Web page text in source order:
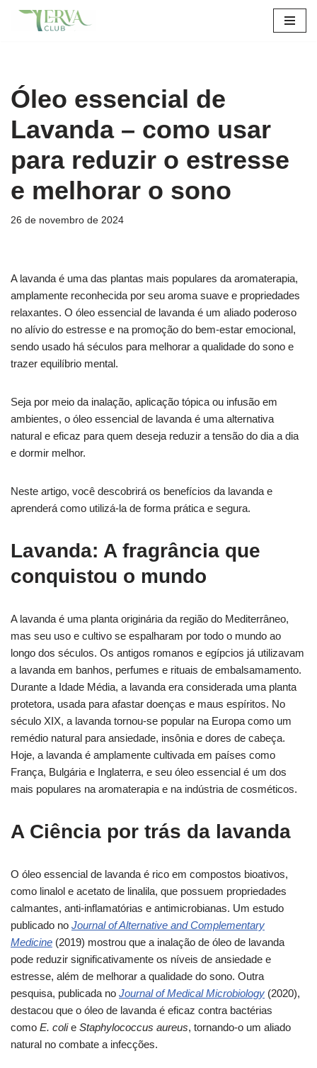
conteúdo
Óleo essencial de
Lavanda – como usar
para reduzir o estresse
e melhorar o sono
26 de novembro de 2024
A lavanda é uma das plantas mais populares da aromaterapia,
amplamente reconhecida por seu aroma suave e propriedades
relaxantes. O óleo essencial de lavanda é um aliado poderoso
no alívio do estresse e na promoção do bem-estar emocional,
sendo usado há séculos para melhorar a qualidade do sono e
trazer equilíbrio mental.
Seja por meio da inalação, aplicação tópica ou infusão em
ambientes, o óleo essencial de lavanda é uma alternativa
natural e eficaz para quem deseja reduzir a tensão do dia a dia
e dormir melhor.
Neste artigo, você descobrirá os benefícios da lavanda e
aprenderá como utilizá-la de forma prática e segura.
Lavanda: A fragrância que
conquistou o mundo
A lavanda é uma planta originária da região do Mediterrâneo,
mas seu uso e cultivo se espalharam por todo o mundo ao
longo dos séculos. Os antigos romanos e egípcios já utilizavam
a lavanda em banhos, perfumes e rituais de embalsamamento.
Durante a Idade Média, a lavanda era considerada uma planta
protetora, usada para afastar doenças e maus espíritos. No
século XIX, a lavanda tornou-se popular na Europa como um
remédio natural para ansiedade, insônia e dores de cabeça.
Hoje, a lavanda é amplamente cultivada em países como
França, Bulgária e Inglaterra, e seu óleo essencial é um dos
mais populares na aromaterapia e na indústria de cosméticos.
A Ciência por trás da lavanda
O óleo essencial de lavanda é rico em compostos bioativos,
como linalol e acetato de linalila, que possuem propriedades
calmantes, anti-inflamatórias e antimicrobianas. Um estudo
publicado no Journal of Alternative and Complementary
Medicine (2019) mostrou que a inalação de óleo de lavanda
pode reduzir significativamente os níveis de ansiedade e
estresse, além de melhorar a qualidade do sono. Outra
pesquisa, publicada no Journal of Medical Microbiology (2020),
destacou que o óleo de lavanda é eficaz contra bactérias
como E. colie Staphylococcus aureus, tornando-o um aliado
natural no combate a infecções.